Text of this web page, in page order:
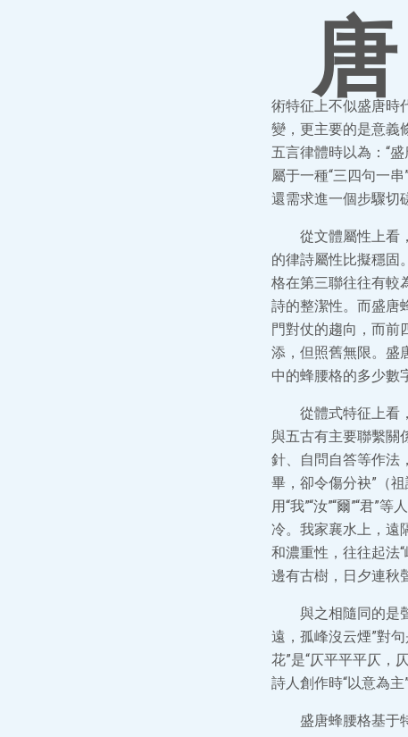
唐
術特征上不似盛唐時
變，更主要的是意義
五言律體時以為：“
屬于一種“三四句一
還需求進一個步驟切
從文體屬性上看
的律詩屬性比擬穩固
格在第三聯往往有較
詩的整潔性。而盛唐
門對仗的趨向，而前
添，但照舊無限。盛
中的蜂腰格的多少數
從體式特征上看
與五古有主要聯繫關
針、自問自答等作法
畢，卻令傷分袂”（
用“我”“汝”“爾”“君”
冷。我家襄水上，遠
和濃重性，往往起法
邊有古樹，日夕連秋
與之相隨同的是
遠，孤峰沒云煙”對
花”是“仄平平平仄，
詩人創作時“以意為主
盛唐蜂腰格基于